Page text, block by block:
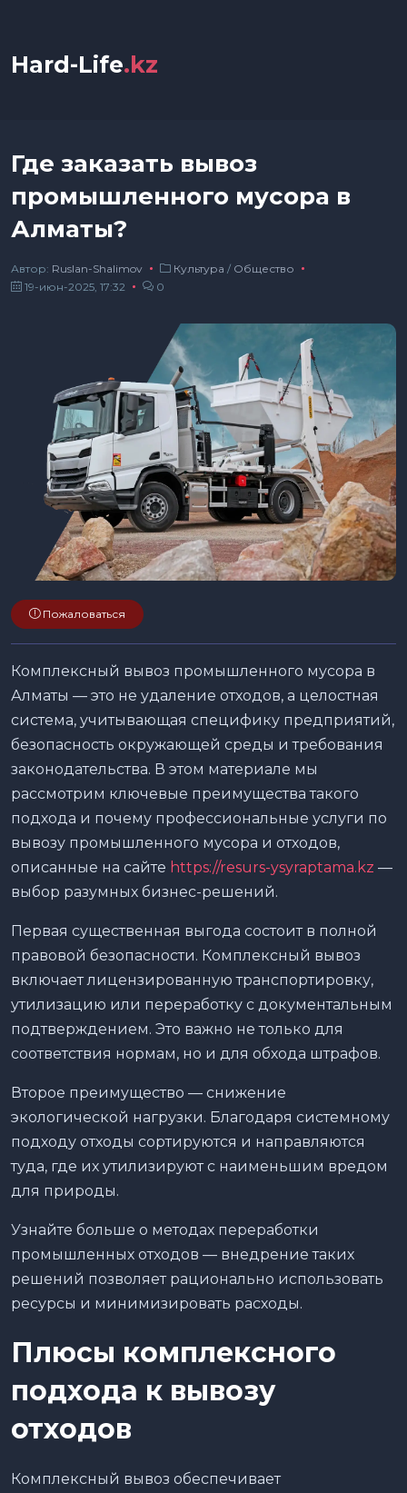
Hard-Life.kz
Где заказать вывоз
промышленного мусора в
Алматы?
Автор: Ruslan-Shalimov Культура / Общество
19-июн-2025, 17:32
0
Пожаловаться
Комплексный вывоз промышленного мусора в
Алматы — это не удаление отходов, а целостная
система, учитывающая специфику предприятий,
безопасность окружающей среды и требования
законодательства. В этом материале мы
рассмотрим ключевые преимущества такого
подхода и почему профессиональные услуги по
вывозу промышленного мусора и отходов,
описанные на сайте https://resurs-ysyraptama.kz —
выбор разумных бизнес-решений.
Первая существенная выгода состоит в полной
правовой безопасности. Комплексный вывоз
включает лицензированную транспортировку,
утилизацию или переработку с документальным
подтверждением. Это важно не только для
соответствия нормам, но и для обхода штрафов.
Второе преимущество — снижение
экологической нагрузки. Благодаря системному
подходу отходы сортируются и направляются
туда, где их утилизируют с наименьшим вредом
для природы.
Узнайте больше о методах переработки
промышленных отходов — внедрение таких
решений позволяет рационально использовать
ресурсы и минимизировать расходы.
Плюсы комплексного
подхода к вывозу
отходов
Комплексный вывоз обеспечивает